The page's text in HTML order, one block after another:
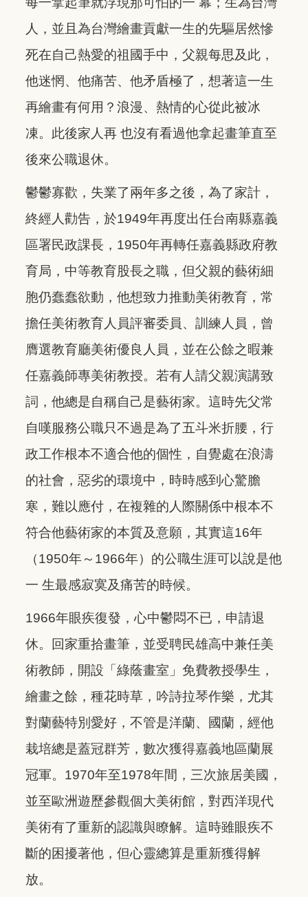
人，並且為台灣繪畫貢獻一生的先驅居然慘
死在自己熱愛的祖國手中，父親每思及此，
他迷惘、他痛苦、他矛盾極了，想著這一生
再繪畫有何用？浪漫、熱情的心從此被冰
凍。此後家人再 也沒有看過他拿起畫筆直至
後來公職退休。
鬱鬱寡歡，失業了兩年多之後，為了家計，
終經人勸告，於1949年再度出任台南縣嘉義
區署民政課長，1950年再轉任嘉義縣政府教
育局，中等教育股長之職，但父親的藝術細
胞仍蠢蠢欲動，他想致力推動美術教育，常
擔任美術教育人員評審委員、訓練人員，曾
膺選教育廳美術優良人員，並在公餘之暇兼
任嘉義師專美術教授。若有人請父親演講致
詞，他總是自稱自己是藝術家。這時先父常
自嘆服務公職只不過是為了五斗米折腰，行
政工作根本不適合他的個性，自覺處在浪濤
的社會，惡劣的環境中，時時感到心驚膽
寒，難以應付，在複雜的人際關係中根本不
符合他藝術家的本質及意願，其實這16年
（1950年～1966年）的公職生涯可以說是他
一 生最感寂寞及痛苦的時候。
1966年眼疾復發，心中鬱悶不已，申請退
休。回家重拾畫筆，並受聘民雄高中兼任美
術教師，開設「綠蔭畫室」免費教授學生，
繪畫之餘，種花時草，吟詩拉琴作樂，尤其
對蘭藝特別愛好，不管是洋蘭、國蘭，經他
栽培總是蓋冠群芳，數次獲得嘉義地區蘭展
冠軍。1970年至1978年間，三次旅居美國，
並至歐洲遊歷參觀個大美術館，對西洋現代
美術有了重新的認識與瞭解。這時雖眼疾不
斷的困擾著他，但心靈總算是重新獲得解
放。